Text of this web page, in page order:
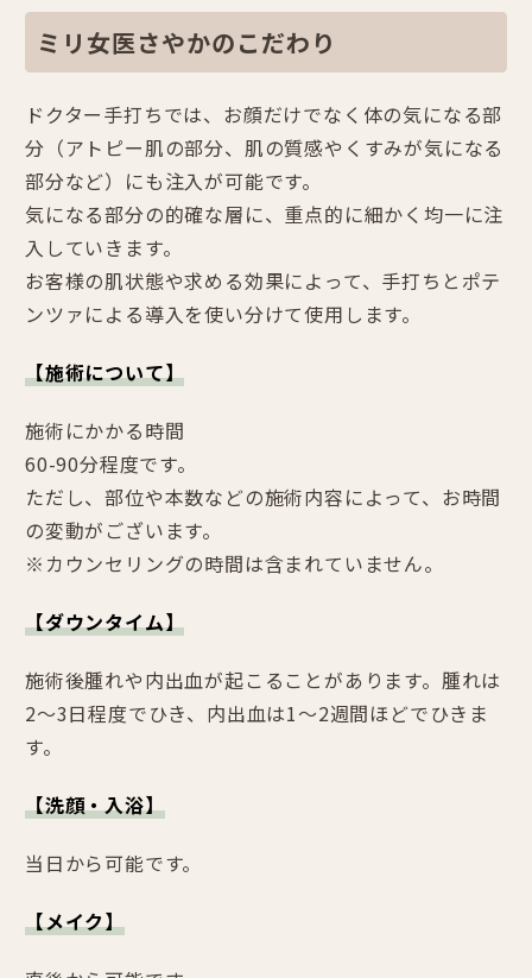
ミリ女医さやかのこだわり
ドクター手打ちでは、お顔だけでなく体の気になる部
分（アトピー肌の部分、肌の質感やくすみが気になる
部分など）にも注入が可能です。
気になる部分の的確な層に、重点的に細かく均一に注
入していきます。
お客様の肌状態や求める効果によって、手打ちとポテ
ンツァによる導入を使い分けて使用します。
【施術について】
施術にかかる時間
60-90分程度です。
ただし、部位や本数などの施術内容によって、お時間
の変動がございます。
※カウンセリングの時間は含まれていません。
【ダウンタイム】
施術後腫れや内出血が起こることがあります。腫れは
2〜3日程度でひき、内出血は1〜2週間ほどでひきま
す。
【洗顔・入浴】
当日から可能です。
【メイク】